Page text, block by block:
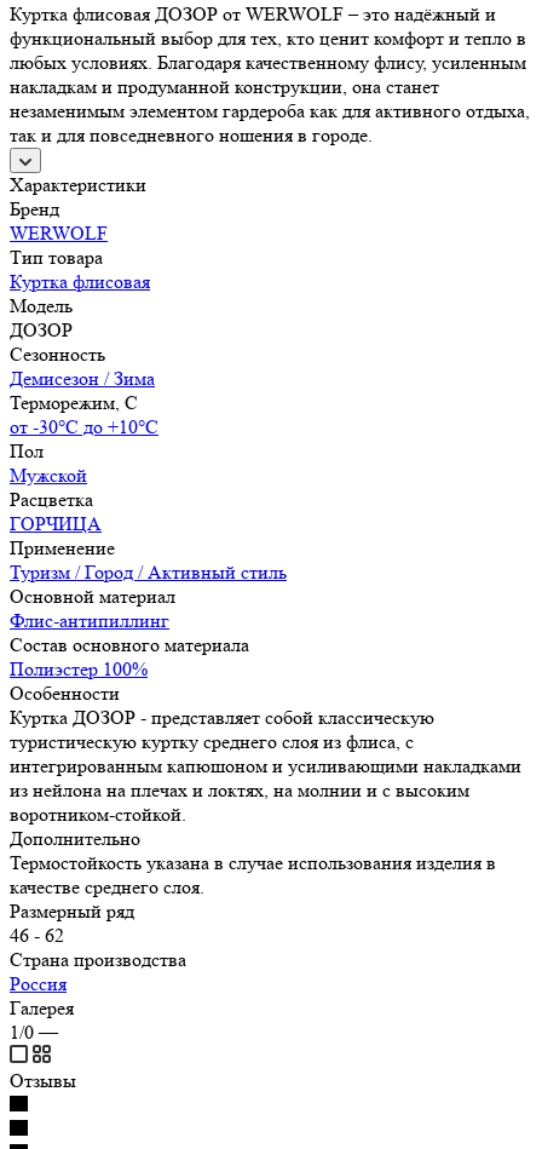
Куртка флисовая ДОЗОР от WERWOLF – это надёжный и
функциональный выбор для тех, кто ценит комфорт и тепло в
любых условиях. Благодаря качественному флису, усиленным
накладкам и продуманной конструкции, она станет
незаменимым элементом гардероба как для активного отдыха,
так и для повседневного ношения в городе.
Характеристики
Бренд
WERWOLF
Тип товара
Куртка флисовая
Модель
ДОЗОР
Сезонность
Демисезон / Зима
Терморежим, C
от -30°С до +10°С
Пол
Мужской
Расцветка
ГОРЧИЦА
Применение
Туризм / Город / Активный стиль
Основной материал
Флис-антипиллинг
Состав основного материала
Полиэстер 100%
Особенности
Куртка ДОЗОР - представляет собой классическую
туристическую куртку среднего слоя из флиса, с
интегрированным капюшоном и усиливающими накладками
из нейлона на плечах и локтях, на молнии и с высоким
воротником-стойкой.
Дополнительно
Термостойкость указана в случае использования изделия в
качестве среднего слоя.
Размерный ряд
46 - 62
Страна производства
Россия
Галерея
1/0 —
Отзывы